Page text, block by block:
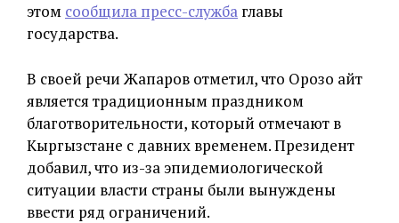
этом сообщила пресс-служба главы
государства.
В своей речи Жапаров отметил, что Орозо айт
является традиционным праздником
благотворительности, который отмечают в
Кыргызстане с давних временем. Президент
добавил, что из-за эпидемиологической
ситуации власти страны были вынуждены
ввести ряд ограничений.